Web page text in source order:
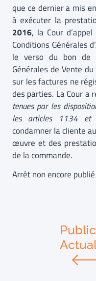
que ce dernier a mis
à exécuter la
2016, la Cour
Conditions Générales
le verso du bon de
Générales de Vente
sur les factures ne
des parties. La Cour a
tenues par les
les articles 1134
condamner la cliente
œuvre et des
de la commande.
Arrêt non encore publié